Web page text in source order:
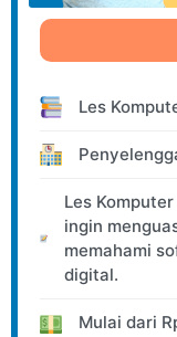
Les
Les
ingin
memahami
digital.
Mulai dari